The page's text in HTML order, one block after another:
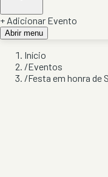
+ Adicionar Evento
Abrir menu
Início
/Eventos
/Festa em honra de